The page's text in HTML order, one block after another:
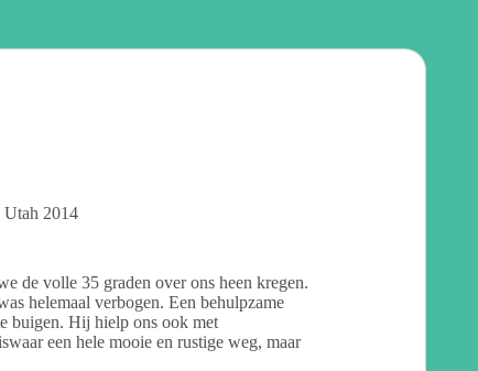
Utah 2014
de volle 35 graden over ons heen kregen.
helemaal verbogen. Een behulpzame
buigen. Hij hielp ons ook met
een hele mooie en rustige weg, maar